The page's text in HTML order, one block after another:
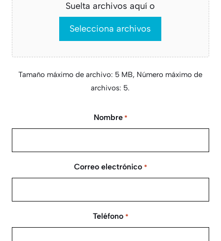
Suelta archivos aquí o
Selecciona archivos
Tamaño máximo de archivo: 5 MB, Número máximo de
archivos: 5.
Nombre *
Correo electrónico *
Teléfono *